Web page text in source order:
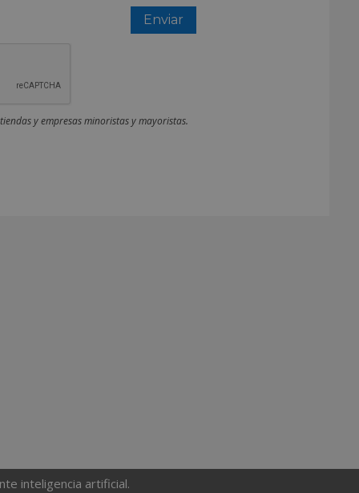
y empresas minoristas y mayoristas.
inteligencia artificial.